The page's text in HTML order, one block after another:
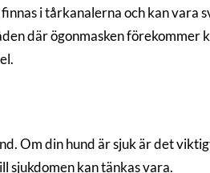
i tårkanalerna och kan vara
där ögonmasken förekommer
Om din hund är sjuk är det
sjukdomen kan tänkas vara.